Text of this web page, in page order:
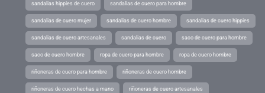
sandalias hippies de cuero sandalias de cuero para hombre
sandalias de cuero mujer sandalias de cuero hombre sandalias de cuero hippies
sandalias de cuero artesanales sandalias de cuero saco de cuero para hombre
saco de cuero hombre ropa de cuero para hombre ropa de cuero hombre
riñoneras de cuero para hombre riñoneras de cuero hombre
riñoneras de cuero hechas a mano riñoneras de cuero artesanales